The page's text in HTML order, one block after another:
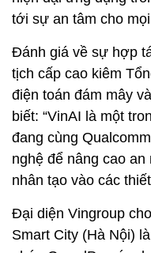
tới sự an tâm cho mọi
Đánh giá về sự hợp
tịch cấp cao kiêm
điện toán đám mây
biết: “VinAI là một
đang cùng
nghệ để nâng cao
nhân tạo vào các
Đại diện Vingroup
Smart City (Hà Nội)